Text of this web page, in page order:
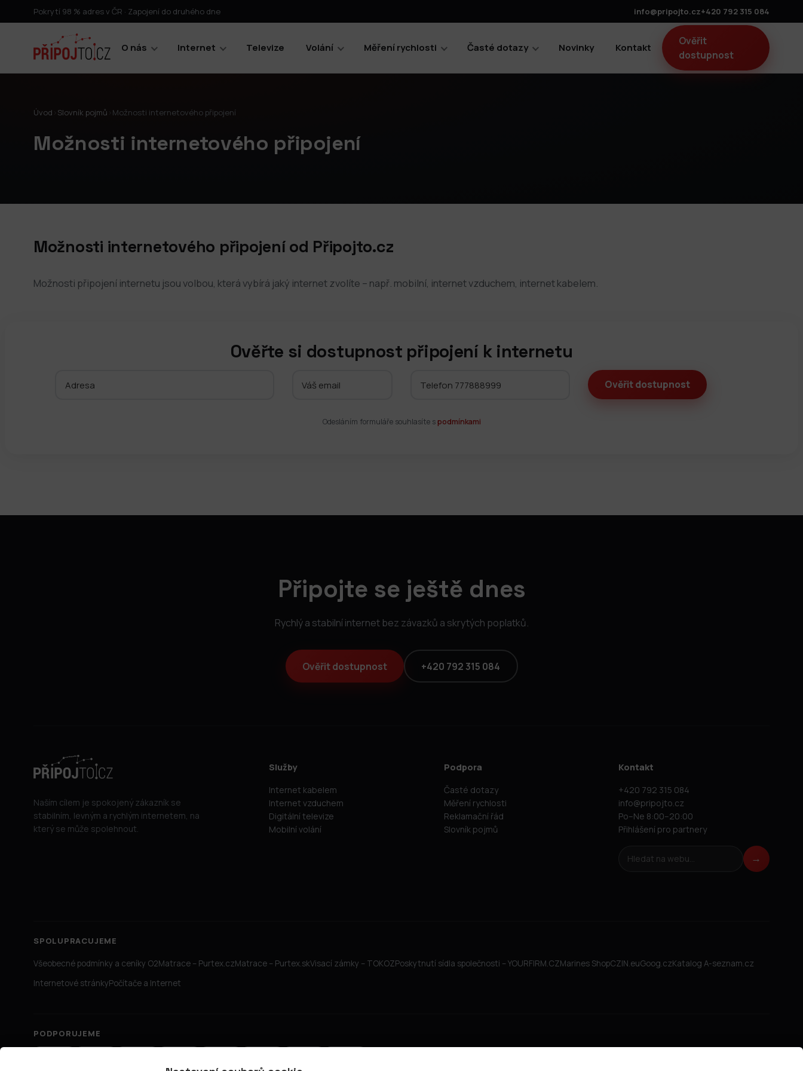
Pokrytí 98 % adres v ČR · Zapojení do druhého dne info@pripojto.cz+420 792 315 084
O nás Internet Televize Volání Měření rychlosti Časté dotazy Novinky Kontakt
Ověřit
dostupnost
Úvod Slovník pojmů Možnosti internetového připojení
Možnosti internetového připojení
Možnosti internetového připojení od Připojto.cz
Možnosti připojení internetu jsou volbou, která vybírá jaký internet zvolíte – např. mobilní, internet vzduchem, internet kabelem.
Ověřte si dostupnost připojení k internetu
Odesláním formuláře souhlasíte spodmínkami
Připojte se ještě dnes
Rychlý a stabilní internet bez závazků a skrytých poplatků.
Ověřit dostupnost +420 792 315 084
Naším cílem je spokojený zákazník se
stabilním, levným a rychlým internetem, na
který se může spolehnout.
Služby
Internet kabelem
Internet vzduchem
Digitální televize
Mobilní volání
Podpora
Časté dotazy
Měření rychlosti
Reklamační řád
Slovník pojmů
Kontakt
+420 792 315 084
info@pripojto.cz
Po–Ne 8:00–20:00
Přihlášení pro partnery
Hledat na webu →
SPOLUPRACUJEME
Všeobecné podmínky a ceníky O2Matrace – Purtex.czMatrace – Purtex.skVisací zámky – TOKOZPoskytnutí sídla společnosti – YOURFIRM.CZMarines ShopCZIN.euGoog.czKatalog A-seznam.cz
Internetové stránkyPočítače a Internet
PODPORUJEME